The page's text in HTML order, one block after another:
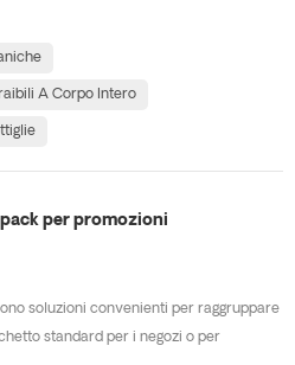
tua disposizione per promuovere il tuo
ai consumatori. Le etichette
A Corpo Intero
per promozioni
soluzioni convenienti per raggruppare
standard per i negozi o per